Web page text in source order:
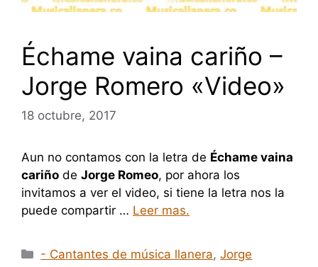
Échame vaina cariño –
Jorge Romero «Video»
18 octubre, 2017
Aun no contamos con la letra de Échame vaina
cariño de Jorge Romeo, por ahora los
invitamos a ver el video, si tiene la letra nos la
puede compartir … Leer mas.
Categorías
- Cantantes de música llanera,Jorge